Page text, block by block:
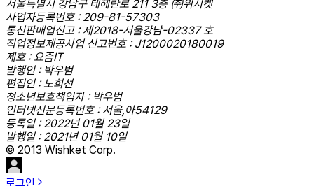
서울특별시 강남구 테헤란로 211 3층 ㈜위시켓
사업자등록번호 : 209-81-57303
통신판매업신고 : 제2018-서울강남-02337 호
직업정보제공사업 신고번호 : J1200020180019
제호 : 요즘IT
발행인 : 박우범
편집인 : 노희선
청소년보호책임자 : 박우범
인터넷신문등록번호 : 서울,아54129
등록일 : 2022년 01월 23일
발행일 : 2021년 01월 10일
© 2013 Wishket Corp.
로그인